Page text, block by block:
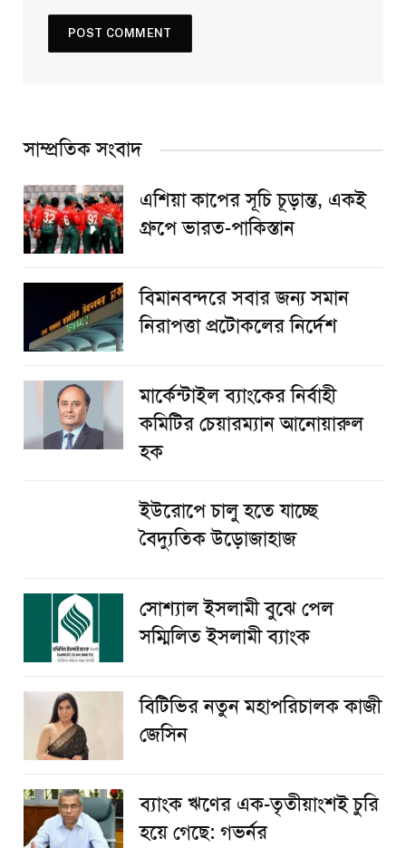
সাম্প্রতিক সংবাদ
এশিয়া কাপের সূচি চূড়ান্ত, একই
গ্রুপে ভারত-পাকিস্তান
বিমানবন্দরে সবার জন্য সমান
নিরাপত্তা প্রটোকলের নির্দেশ
মার্কেন্টাইল ব্যাংকের নির্বাহী
কমিটির চেয়ারম্যান আনোয়ারুল
হক
ইউরোপে চালু হতে যাচ্ছে
বৈদ্যুতিক উড়োজাহাজ
সোশ্যাল ইসলামী বুঝে পেল
সম্মিলিত ইসলামী ব্যাংক
বিটিভির নতুন মহাপরিচালক কাজী
জেসিন
ব্যাংক ঋণের এক-তৃতীয়াংশই চুরি
হয়ে গেছে: গভর্নর